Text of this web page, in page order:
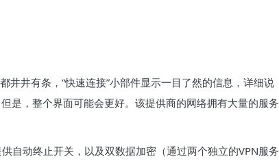
井井有条，“快速连接”小部件显示一目了然的信息，详细说
是，整个界面可能会更好。该提供商的网络拥有大量的服务
自动终止开关，以及双数据加密（通过两个独立的VPN服务